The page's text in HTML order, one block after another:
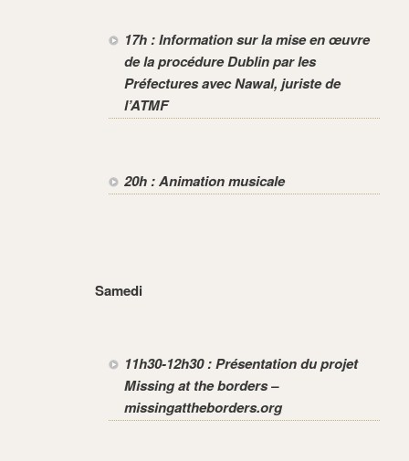
17h : Information sur la mise en œuvre
de la procédure Dublinpar les
Préfectures avec Nawal, juriste de
l’ATMF
20h : Animation musicale
Samedi
11h30-12h30 : Présentation du projet
Missing at the borders –
missingattheborders.org